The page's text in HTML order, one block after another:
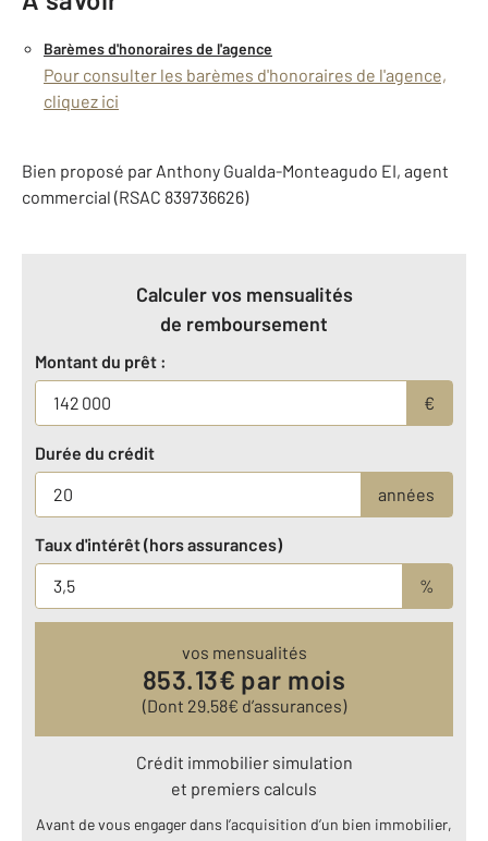
Barèmes d'honoraires de l'agence
Pour consulter les barèmes d'honoraires de l'agence,
cliquez ici
Bien proposé par Anthony Gualda-Monteagudo EI, agent
commercial (RSAC 839736626)
Calculer vos mensualités
de remboursement
Montant du prêt :
€
Durée du crédit
années
Taux d'intérêt (hors assurances)
%
vos mensualités
853.13€ par mois
(Dont 29.58€ d’assurances)
Crédit immobilier simulation
et premiers calculs
Avant de vous engager dans l’acquisition d’un bien immobilier,